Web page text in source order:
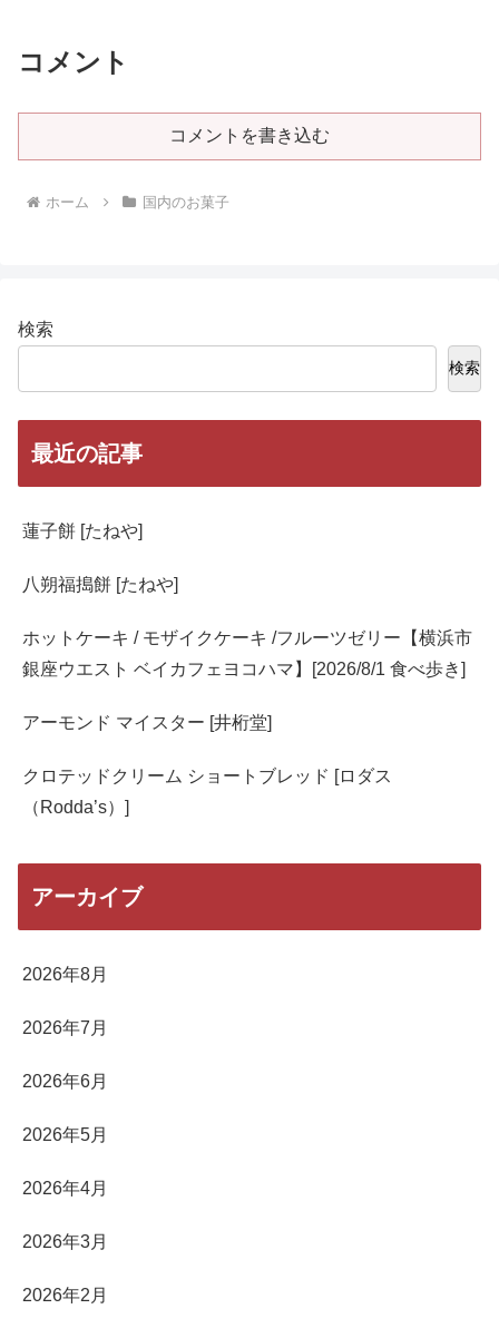
コメント
コメントを書き込む
ホーム 国内のお菓子
検索
検索
最近の記事
蓮子餅 [たねや]
八朔福搗餅 [たねや]
ホットケーキ / モザイクケーキ /フルーツゼリー【横浜市
銀座ウエスト ベイカフェヨコハマ】[2026/8/1 食べ歩き]
アーモンド マイスター [井桁堂]
クロテッドクリーム ショートブレッド [ロダス
（Rodda’s）]
アーカイブ
2026年8月
2026年7月
2026年6月
2026年5月
2026年4月
2026年3月
2026年2月